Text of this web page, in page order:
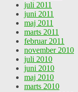
juli 2011
juni 2011
maj 2011
marts 2011
februar 2011
november 2010
juli 2010
juni 2010
maj 2010
marts 2010